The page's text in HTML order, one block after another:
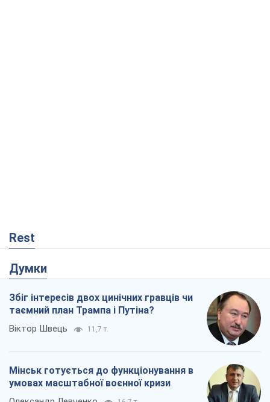
Rest
Думки
Збіг інтересів двох цинічних гравців чи
таємний план Трампа і Путіна?
Віктор Швець 11,7 т.
Мінськ готується до функціонування в
умовах масштабної воєнної кризи